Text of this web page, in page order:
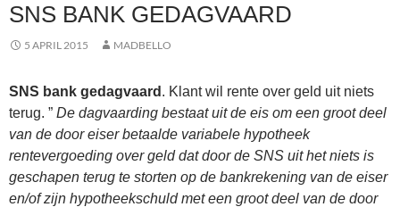
SNS BANK GEDAGVAARD
5 APRIL 2015 MADBELLO
SNS bank gedagvaard . Klant wil rente over geld uit niets
terug. ” De dagvaarding bestaat uit de eis om een groot deel
van de door eiser betaalde variabele hypotheek
rentevergoeding over geld dat door de SNS uit het niets is
geschapen terug te storten op de bankrekening van de eiser
en/of zijn hypotheekschuld met een groot deel van de door